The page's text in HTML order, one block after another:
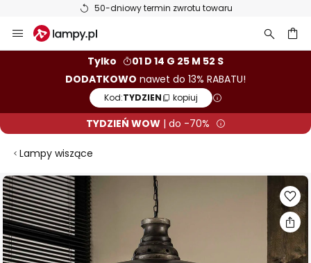
50-dniowy termin zwrotu towaru
Przejdź
do
Tylko
01 D 14 G 25 M 51 S
DODATKOWO nawet do 13% RABATU!
Kod:TYDZIEN kopiuj
TYDZIEŃ WOW| do -70%
Lampy wiszące
Przejdź
na
koniec
galerii